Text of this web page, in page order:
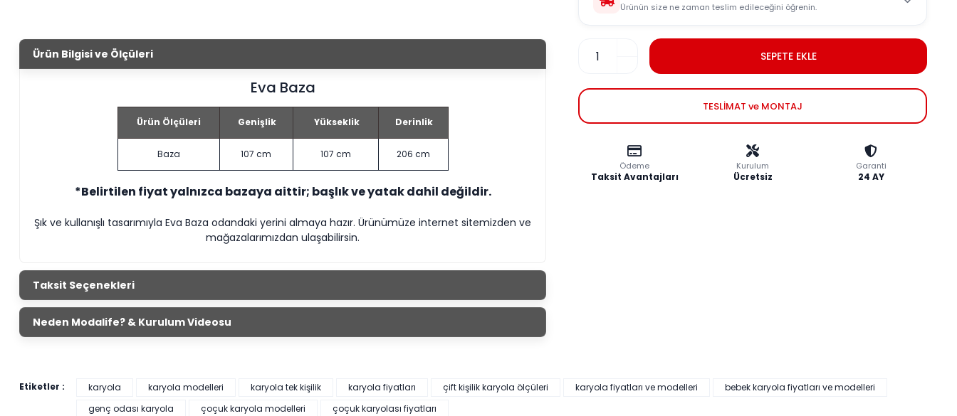
Ürün Bilgisi ve Ölçüleri
Eva Baza
Ürün Ölçüleri Genişlik Yükseklik Derinlik
Baza 107 cm 107 cm 206 cm
*Belirtilen fiyat yalnızca bazaya aittir; başlık ve yatak dahil değildir.
Şık ve kullanışlı tasarımıyla Eva Baza odandaki yerini almaya hazır. Ürünümüze internet sitemizden ve
mağazalarımızdan ulaşabilirsin.
Taksit Seçenekleri
Neden Modalife? & Kurulum Videosu
Ürünün size ne zaman teslim edileceğini öğrenin.
SEPETE EKLE
TESLİMAT ve MONTAJ
Ödeme
Taksit Avantajları
Kurulum
Ücretsiz
Garanti
24 AY
Etiketler : karyola karyola modelleri karyola tek kişilik karyola fiyatları çift kişilik karyola ölçüleri karyola fiyatları ve modelleri
bebek karyola fiyatları ve modelleri
genç odası karyola
çoçuk karyola modelleri çoçuk karyolası fiyatları